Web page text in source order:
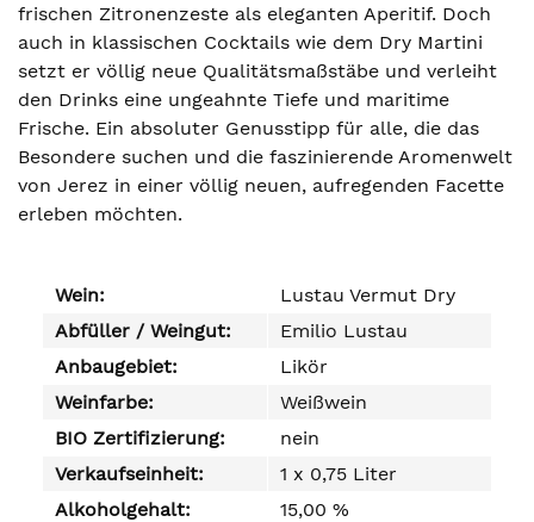
frischen Zitronenzeste als eleganten Aperitif. Doch
auch in klassischen Cocktails wie dem Dry Martini
setzt er völlig neue Qualitätsmaßstäbe und verleiht
den Drinks eine ungeahnte Tiefe und maritime
Frische. Ein absoluter Genusstipp für alle, die das
Besondere suchen und die faszinierende Aromenwelt
von Jerez in einer völlig neuen, aufregenden Facette
erleben möchten.
Wein:
Lustau Vermut Dry
Abfüller / Weingut:
Emilio Lustau
Anbaugebiet:
Likör
Weinfarbe:
Weißwein
BIO Zertifizierung:
nein
Verkaufseinheit:
1 x 0,75 Liter
Alkoholgehalt:
15,00 %